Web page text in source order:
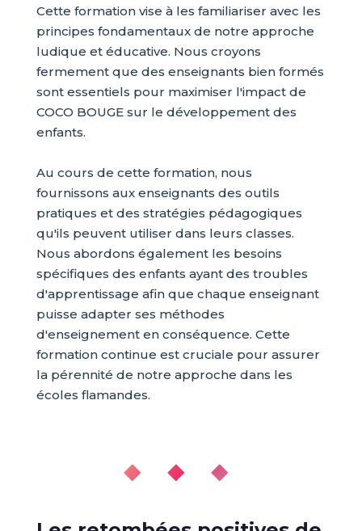
Cette formation vise à les familiariser avec les
principes fondamentaux de notre approche
ludique et éducative. Nous croyons
fermement que des enseignants bien formés
sont essentiels pour maximiser l'impact de
COCO BOUGE sur le développement des
enfants.
Au cours de cette formation, nous
fournissons aux enseignants des outils
pratiques et des stratégies pédagogiques
qu'ils peuvent utiliser dans leurs classes.
Nous abordons également les besoins
spécifiques des enfants ayant des troubles
d'apprentissage afin que chaque enseignant
puisse adapter ses méthodes
d'enseignement en conséquence. Cette
formation continue est cruciale pour assurer
la pérennité de notre approche dans les
écoles flamandes.
◆ ◆ ◆